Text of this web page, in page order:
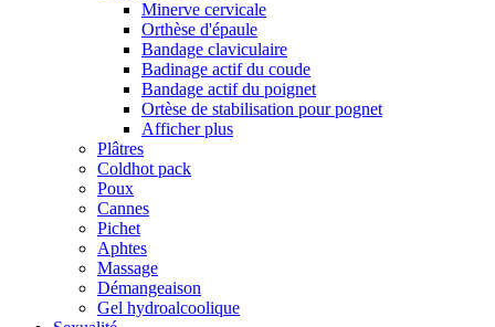
Minerve cervicale
Orthèse d'épaule
Bandage claviculaire
Badinage actif du coude
Bandage actif du poignet
Ortèse de stabilisation pour pognet
Afficher plus
Plâtres
Coldhot pack
Poux
Cannes
Pichet
Aphtes
Massage
Démangeaison
Gel hydroalcoolique